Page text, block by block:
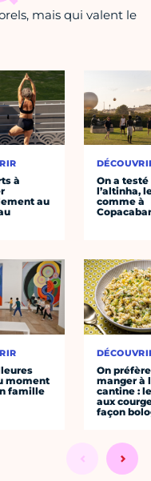
mais qui valent le
à
au
moment
famille
On a testé
l’altinha,
comme à
On préfère
manger à
cantine :
aux
façon